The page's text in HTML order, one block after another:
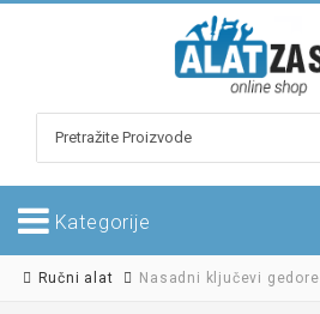
Kategorije
Ručni alat Nasadni ključevi gedore